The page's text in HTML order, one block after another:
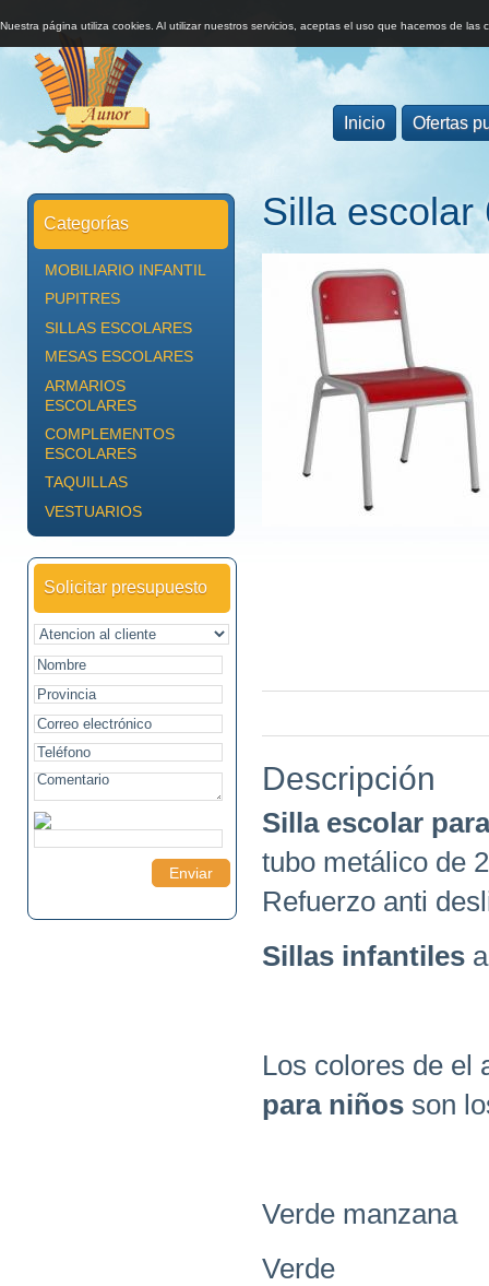
Nuestra página utiliza cookies. Al utilizar nuestros servicios, aceptas el uso que hacemos de las
Inicio Ofertas
Silla escolar
Descripción
Silla escolar
tubo metálico de
Refuerzo anti
Sillas infantiles
Los colores de el
para niños son
Verde manzana
Verde
Categorías
MOBILIARIO INFANTIL
PUPITRES
SILLAS ESCOLARES
MESAS ESCOLARES
ARMARIOS
ESCOLARES
COMPLEMENTOS
ESCOLARES
TAQUILLAS
VESTUARIOS
Solicitar presupuesto